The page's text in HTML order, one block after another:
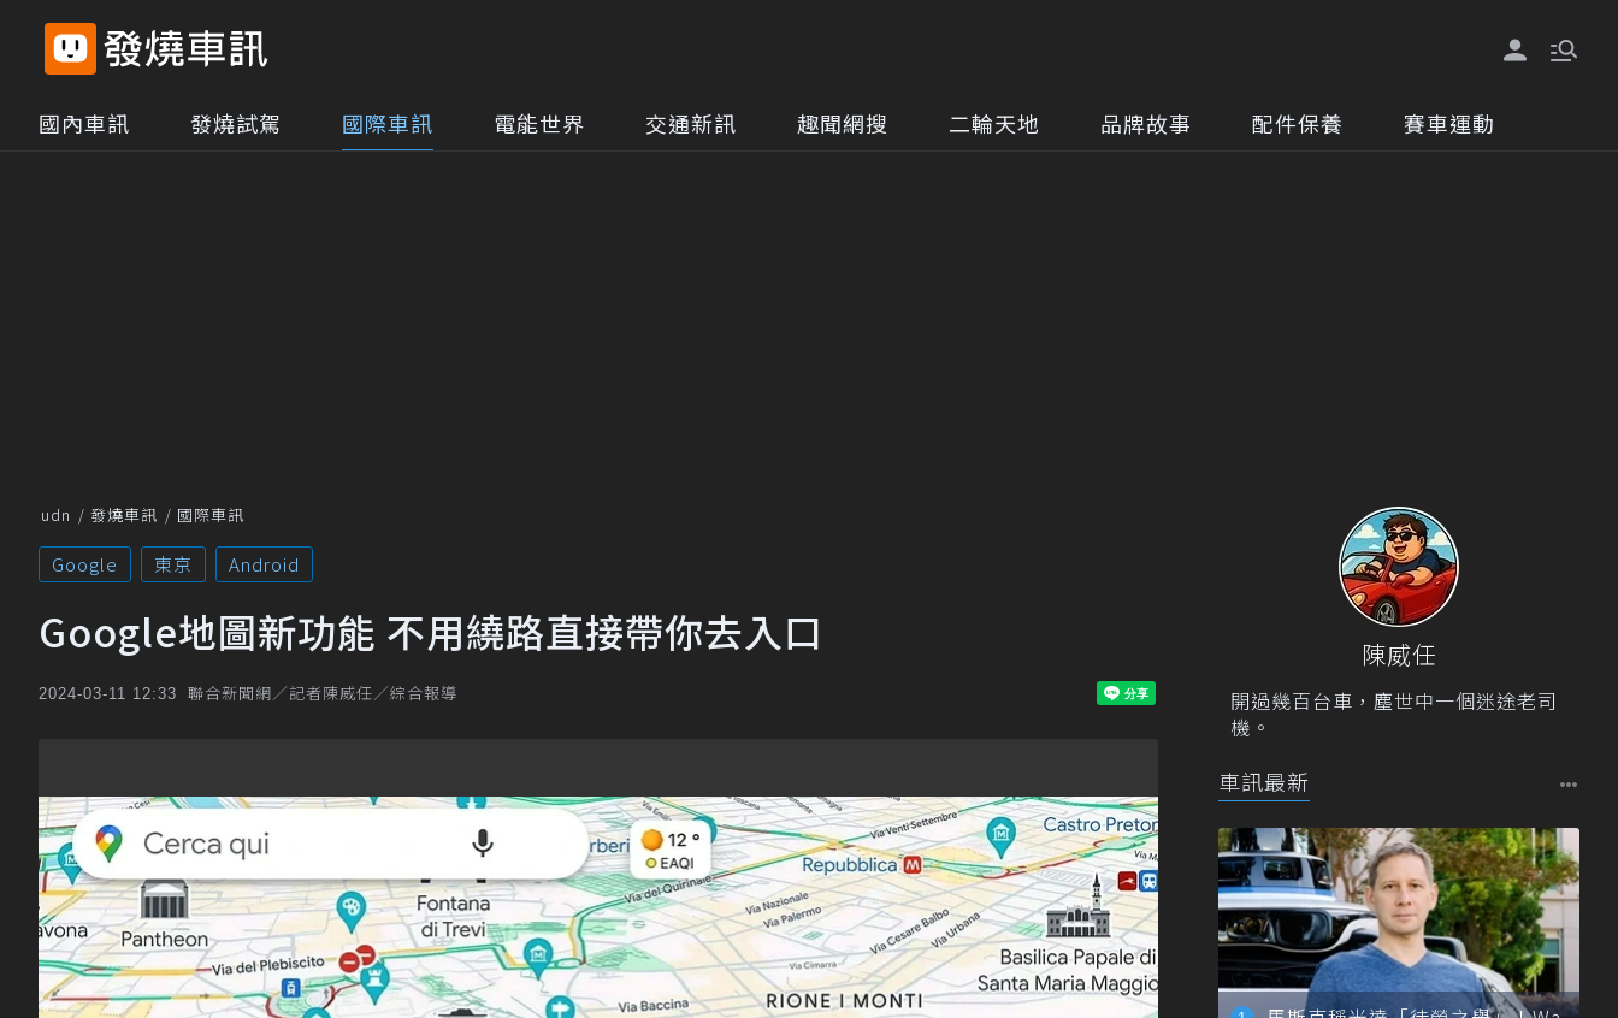
國內車訊 發燒試駕 國際車訊 電能世界 交通新訊 趣聞網搜 二輪天地 品牌故事 配件保養 賽車運動
udn 發燒車訊 國際車訊
Google 東京 Android
Google地圖新功能 不用繞路直接帶你去入口
2024-03-11 12:33 聯合新聞網／記者陳威任／綜合報導
陳威任
開過幾百台車，塵世中一個迷途老司
機。
車訊最新